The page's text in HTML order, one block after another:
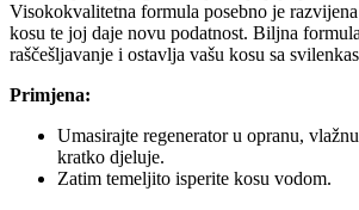
Visokokvalitetna formula posebno je
kosu te joj daje novu podatnost. Biljna
raščešljavanje i ostavlja vašu kosu sa
Primjena:
Umasirajte regenerator u opranu,
kratko djeluje.
Zatim temeljito isperite kosu vodom.